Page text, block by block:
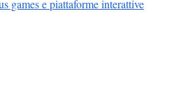
games e piattaforme interattive